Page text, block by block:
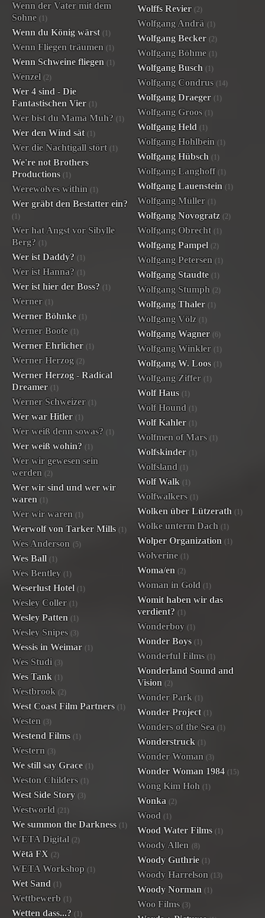
Wenn der Vater mit dem
Sohne (1)
Wenn du König wärst (1)
Wenn Fliegen träumen (1)
Wenn Schweine fliegen (1)
Wenzel (2)
Wer 4 sind - Die
Fantastischen Vier (1)
Wer bist du Mama Muh? (1)
Wer den Wind sät (1)
Wer die Nachtigall stört (1)
We're not Brothers
Productions (1)
Werewolves within (1)
Wer gräbt den Bestatter ein?
(1)
Wer hat Angst vor Sibylle
Berg? (1)
Wer ist Daddy? (1)
Wer ist Hanna? (1)
Wer ist hier der Boss? (1)
Werner (1)
Werner Böhnke (1)
Werner Boote (1)
Werner Ehrlicher (1)
Werner Herzog (2)
Werner Herzog - Radical
Dreamer (1)
Werner Schweizer (1)
Wer war Hitler (1)
Wer weiß denn sowas? (1)
Wer weiß wohin? (1)
Wer wir gewesen sein
werden (2)
Wer wir sind und wer wir
waren (1)
Wer wir waren (1)
Werwolf von Tarker Mills (1)
Wes Anderson (5)
Wes Ball (1)
Wes Bentley (1)
Weserlust Hotel (1)
Wesley Coller (1)
Wesley Patten (1)
Wesley Snipes (3)
Wessis in Weimar (1)
Wes Studi (3)
Wes Tank (1)
Westbrook (2)
West Coast Film Partners (1)
Westen (3)
Westend Films (1)
Western (3)
We still say Grace (1)
Weston Childers (1)
West Side Story (3)
Westworld (21)
We summon the Darkness (1)
WETA Digital (2)
Wētā FX (2)
WETA Workshop (1)
Wet Sand (1)
Wettbewerb (1)
Wetten dass...? (1)
Wolffs Revier (2)
Wolfgang Andrä (1)
Wolfgang Becker (2)
Wolfgang Böhme (1)
Wolfgang Busch (1)
Wolfgang Condrus (14)
Wolfgang Draeger (1)
Wolfgang Groos (1)
Wolfgang Held (1)
Wolfgang Hohlbein (1)
Wolfgang Hübsch (1)
Wolfgang Langhoff (1)
Wolfgang Lauenstein (1)
Wolfgang Müller (1)
Wolfgang Novogratz (2)
Wolfgang Obrecht (1)
Wolfgang Pampel (2)
Wolfgang Petersen (1)
Wolfgang Staudte (1)
Wolfgang Stumph (2)
Wolfgang Thaler (1)
Wolfgang Völz (1)
Wolfgang Wagner (6)
Wolfgang Winkler (1)
Wolfgang W. Loos (1)
Wolfgang Ziffer (1)
Wolf Haus (1)
Wolf Hound (1)
Wolf Kahler (1)
Wolfmen of Mars (1)
Wolfskinder (1)
Wolfsland (1)
Wolf Walk (1)
Wolfwalkers (1)
Wolken über Lützerath (1)
Wolke unterm Dach (1)
Wolper Organization (1)
Wolverine (1)
Woma/en (2)
Woman in Gold (1)
Womit haben wir das
verdient? (1)
Wonderboy (1)
Wonder Boys (1)
Wonderful Films (1)
Wonderland Sound and
Vision (2)
Wonder Park (1)
Wonder Project (1)
Wonders of the Sea (1)
Wonderstruck (1)
Wonder Woman (3)
Wonder Woman 1984 (15)
Wong Kim Hoh (1)
Wonka (2)
Wood (1)
Wood Water Films (1)
Woody Allen (8)
Woody Guthrie (1)
Woody Harrelson (13)
Woody Norman (1)
Woo Films (3)